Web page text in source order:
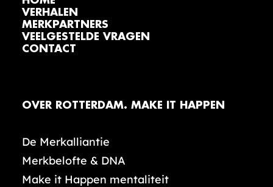
VERHALEN
MERKPARTNERS
VEELGESTELDE VRAGEN
CONTACT
OVER ROTTERDAM. MAKE IT HAPPEN
De Merkalliantie
Merkbelofte & DNA
Make it Happen mentaliteit